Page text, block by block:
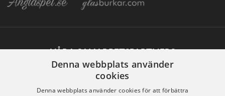
VÅRA SAMARBETSPARTNERS
Denna webbplats använder
cookies
Denna webbplats använder cookies för att förbättra